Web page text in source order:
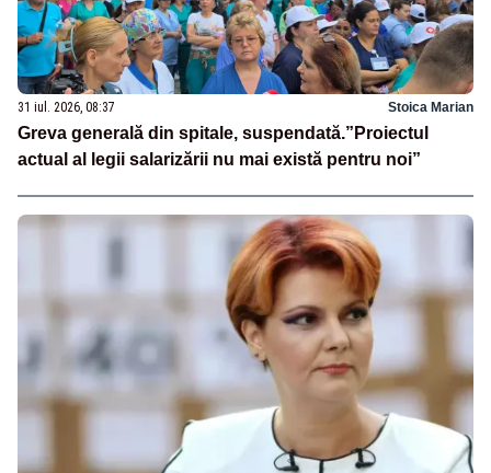
31 iul. 2026, 08:37 Stoica Marian
Greva generală din spitale, suspendată.”Proiectul
actual al legii salarizării nu mai există pentru noi”